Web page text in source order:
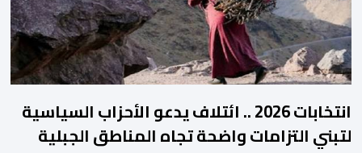
انتخابات 2026 .. ائتلاف يدعو الأحزاب السياسية
لتبني التزامات واضحة تجاه المناطق الجبلية